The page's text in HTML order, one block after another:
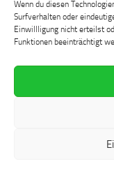
Wenn du diesen
Surfverhalten oder
Einwillligung nicht erteilst
Funktionen beeinträchtigt